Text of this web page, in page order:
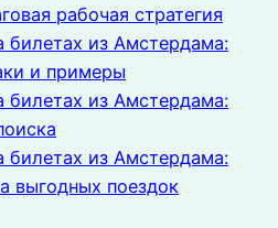
рабочая стратегия
билетах из Амстердама:
и примеры
билетах из Амстердама:
билетах из Амстердама:
выгодных поездок